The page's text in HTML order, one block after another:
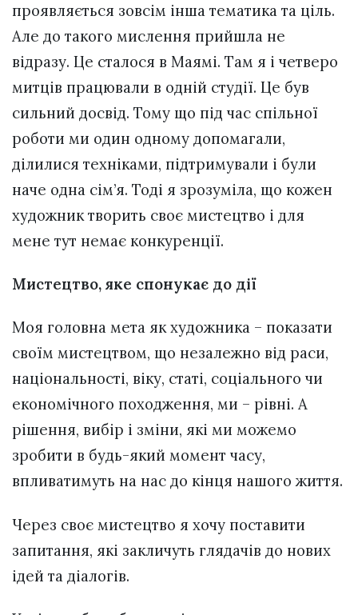
проявляється зовсім інша тематика та ціль.
Але до такого мислення прийшла не
відразу. Це сталося в Маямі. Там я і четверо
митців працювали в одній студії. Це був
сильний досвід. Тому що під час спільної
роботи ми один одному допомагали,
ділилися техніками, підтримували і були
наче одна сім’я. Тоді я зрозуміла, що кожен
художник творить своє мистецтво і для
мене тут немає конкуренції.
Мистецтво, яке спонукає до дії
Моя головна мета як художника – показати
своїм мистецтвом, що незалежно від раси,
національності, віку, статі, соціального чи
економічного походження, ми – рівні. А
рішення, вибір і зміни, які ми можемо
зробити в будь-який момент часу,
впливатимуть на нас до кінця нашого життя.
Через своє мистецтво я хочу поставити
запитання, які закличуть глядачів до нових
ідей та діалогів.